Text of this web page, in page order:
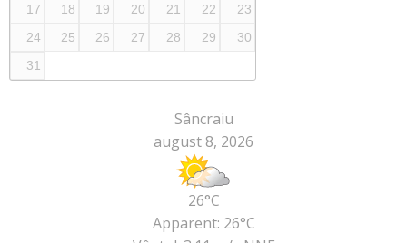
17
18 19 20 21 22
23
24
25 26 27 28 29
30
31
Sâncraiu
august 8, 2026
26°C
Apparent: 26°C